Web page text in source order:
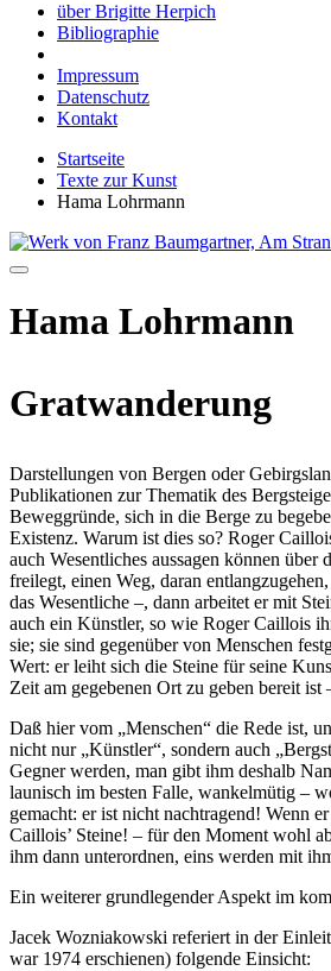
über Brigitte Herpich
Bibliographie
Impressum
Datenschutz
Kontakt
Startseite
Texte zur Kunst
Hama Lohrmann
Hama Lohrmann
Gratwanderung
Darstellungen von Bergen oder
Publikationen zur Thematik des
Beweggründe, sich in die Berge zu
Existenz. Warum ist dies so? Roger
auch Wesentliches aussagen können
freilegt, einen Weg, daran
das Wesentliche –, dann arbeitet er mit
auch ein Künstler, so wie Roger Caillois
sie; sie sind gegenüber von Menschen
Wert: er leiht sich die Steine für seine
Zeit am gegebenen Ort zu geben bereit
Daß hier vom „Menschen“ die Rede ist,
nicht nur „Künstler“, sondern auch
Gegner werden, man gibt ihm deshalb
launisch im besten Falle, wankelmütig –
gemacht: er ist nicht nachtragend! Wenn
Caillois’ Steine! – für den Moment wohl
ihm dann unterordnen, eins werden mit
Ein weiterer grundlegender Aspekt im
Jacek Wozniakowski referiert in der
war 1974 erschienen) folgende Einsicht: